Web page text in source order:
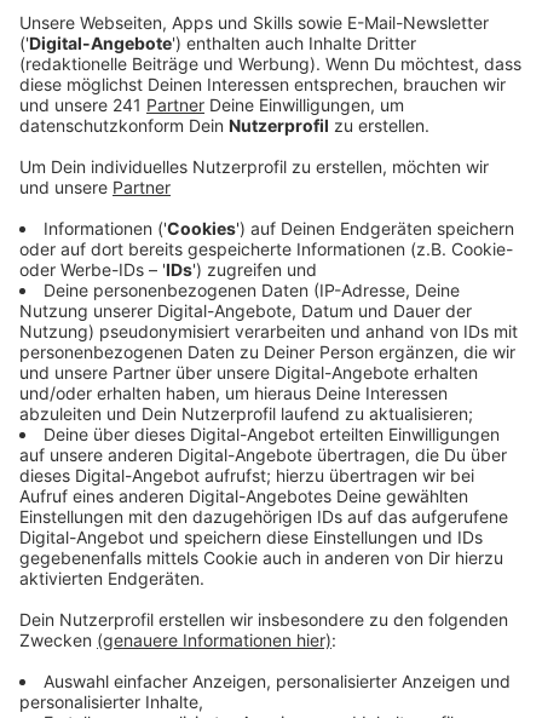
gewonnen. Mit Marc Lembeck und Kathrin
Marchand gehören zwei Athleten des RTHC Bayer
Leverkusen zum Team.
Veröffentlicht:Dienstag, 30.05.2023 14:17
Anzeige
"Es war kein schönes Rennen, aber schnell. Wir waren
alle super engagiert, jeder Schlag hat gesessen. Als
wir an den Franzosen vorbei waren, war es ein
Selbstläufer“, berichtete Schlagfrau Kathrin Marchand.
Lange sah es dabei beim Rennen im slowenischen Bled
nach einem Kopf-an-Kopf-Rennen aus. Doch die
Ruderer mussten sich am Ende der Konkurrenz aus
Großbritannien geschlagen gegeben.„Ein echt gutes
Rennen. Die Mannschaft konnte sich im Vergleich zum
Vorlauf deutlich steigern“, sagte Para-Bundestrainer
Marc Stallberg.Für den Para-Mixed-Vierer ist Silber
eine Verbesserung. Vor einem Jahr in München hatten
sie die Bronzemedialle geholt.
Anzeige